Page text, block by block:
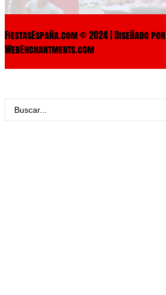
FiestasEspaña.com © 2024 | Diseñado por
WebEnchantments.com